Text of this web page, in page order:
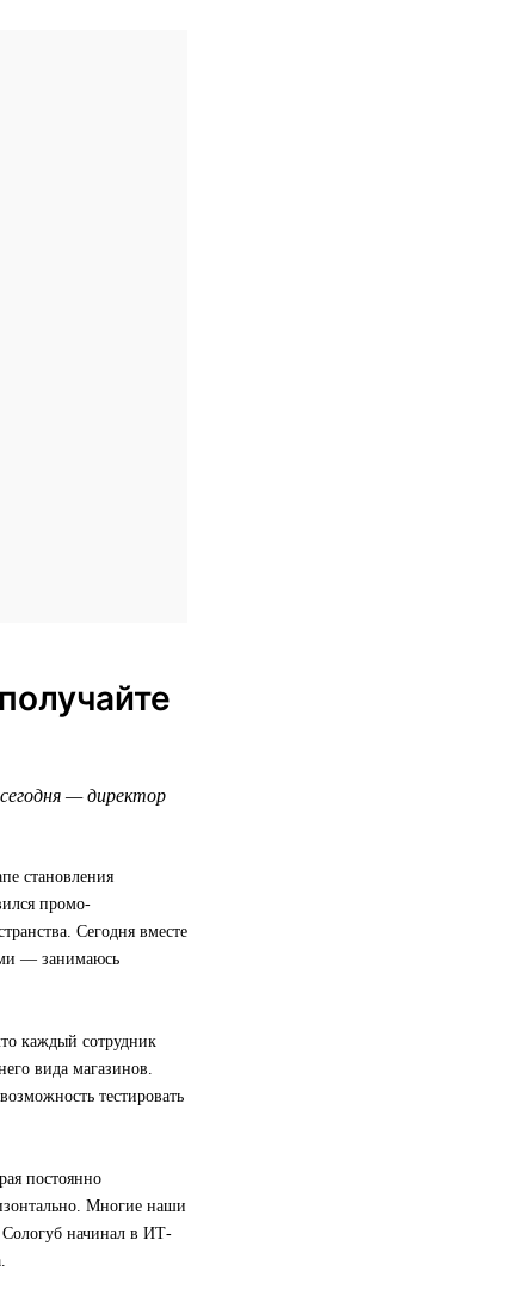
— директор
становления
промо-
Сегодня вместе
— занимаюсь
каждый сотрудник
вида магазинов.
тестировать
постоянно
Многие наши
начинал в ИТ-